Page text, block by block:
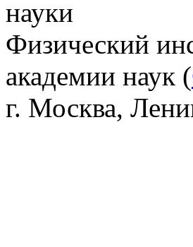
науки
Физический
академии наук (
г. Москва,